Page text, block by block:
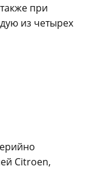
при
из четырех
Citroen,